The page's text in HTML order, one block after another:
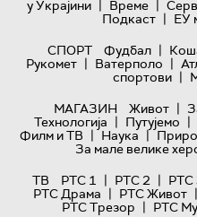
у Украјини | Време |
Подкаст | ЕУ
СПОРТ
Фудбал |
Рукомет | Ватерполо |
спортови |
МАГАЗИН
Живот |
Технологијa | Путујемо |
Филм и ТВ | Наука |
За мале велике
ТВ
РТС 1 | РТС 2 | РТС
РТС Драма | РТС Живот |
РТС Трезор | РТС